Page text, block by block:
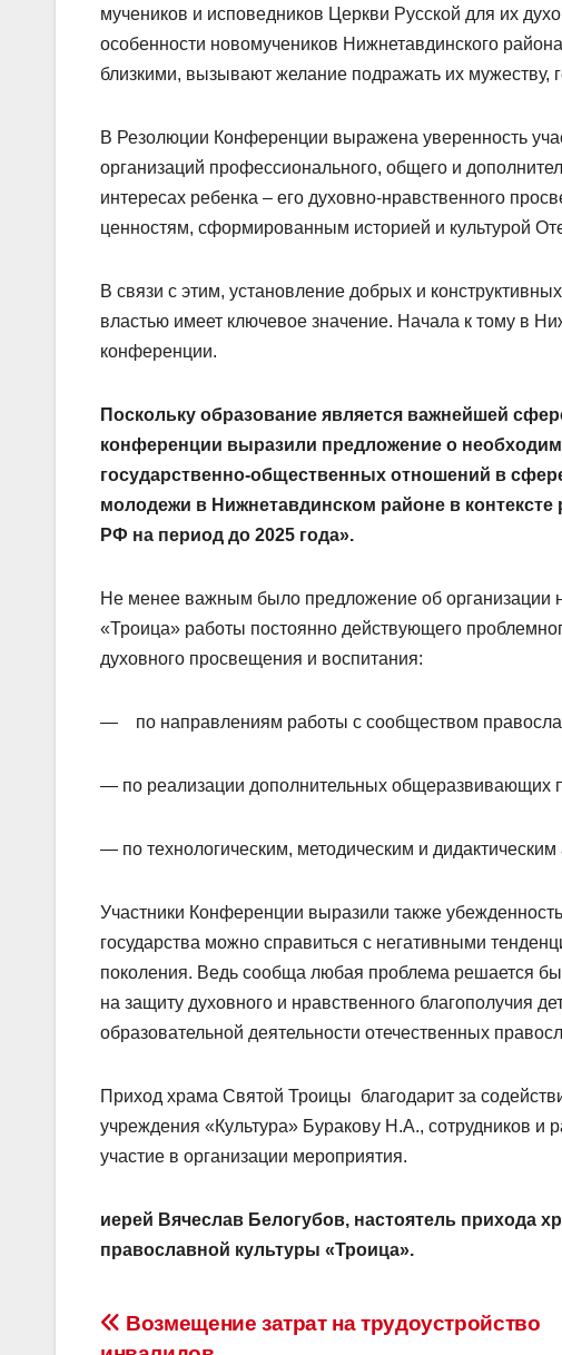
мучеников и исповедников Церкви Русской для их
особенности новомучеников Нижнетавдинского
близкими, вызывают желание подражать их мужеству,
В Резолюции Конференции выражена уверенность
организаций профессионального, общего и
интересах ребенка – его духовно-нравственного
ценностям, сформированным историей и культурой
В связи с этим, установление добрых и
властью имеет ключевое значение. Начала к тому в
конференции.
Поскольку образование является важнейшей
конференции выразили предложение о
государственно-общественных отношений в
молодежи в Нижнетавдинском районе в контексте
РФ на период до 2025 года».
Не менее важным было предложение об организации
«Троица» работы постоянно действующего
духовного просвещения и воспитания:
— по направлениям работы с сообществом
— по реализации дополнительных общеразвивающих
— по технологическим, методическим и
Участники Конференции выразили также
государства можно справиться с негативными
поколения. Ведь сообща любая проблема решается
на защиту духовного и нравственного благополучия
образовательной деятельности отечественных
Приход храма Святой Троицы благодарит за
учреждения «Культура» Буракову Н.А., сотрудников и
участие в организации мероприятия.
иерей Вячеслав Белогубов, настоятель прихода
православной культуры «Троица».
Навигация
Возмещение затрат на трудоустройство